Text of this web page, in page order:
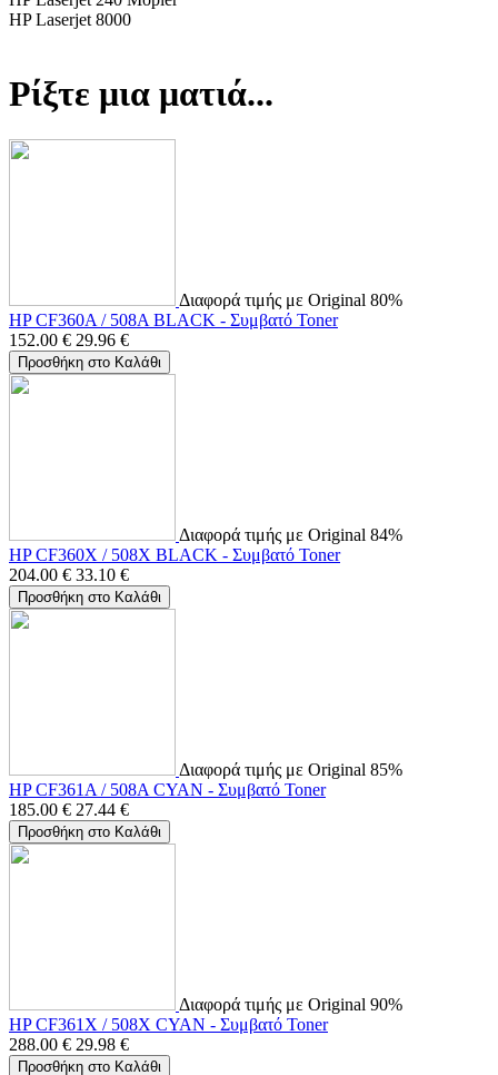
HP Laserjet 8000
Ρίξτε μια ματιά...
Διαφορά τιμής με Original 80%
HP CF360A / 508A BLACK - Συμβατό Toner
152.00 € 29.96 €
Προσθήκη στο Καλάθι
Διαφορά τιμής με Original 84%
HP CF360X / 508X BLACK - Συμβατό Toner
204.00 € 33.10 €
Προσθήκη στο Καλάθι
Διαφορά τιμής με Original 85%
HP CF361A / 508A CYAN - Συμβατό Toner
185.00 € 27.44 €
Προσθήκη στο Καλάθι
Διαφορά τιμής με Original 90%
HP CF361X / 508X CYAN - Συμβατό Toner
288.00 € 29.98 €
Προσθήκη στο Καλάθι